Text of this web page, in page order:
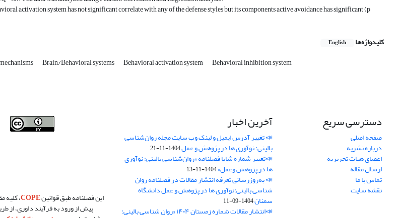
activation system has not significant correlate with any of the defense styles but its components active avoidance has significant (p
کلیدواژه‌ها English
Brain/Behavioral systems Behavioral activation system Behavioral inhibition system
دسترسی سریع
صفحه اصلی
درباره نشریه
اعضای هیات تحریریه
ارسال مقاله
تماس با ما
نقشه سایت
آخرین اخبار
📣 تغییر آدرس ایمیل و لینک وب‌ سایت مجله روان‌شناسی
بالینی: نوآوری ها در پژوهش و عمل1404-11-21
📣تغییر شماره شاپا فصلنامه «روان‌شناسی بالینی: نوآوری
ها در پژوهش وعمل»1404-11-13
📣 به‌روزرسانی تعرفه انتشار مقالات در فصلنامه روان
شناسی بالینی:نوآوری ها در پژوهش و عمل دانشگاه
سمنان1404-09-11
📣انتشار مقالات شماره زمستان ۱۴۰۴ «روان شناسی بالینی:
این فصلنامه طبق قوانینCOPE، کلیه
پیش از ورود به فرآیند داوری، از